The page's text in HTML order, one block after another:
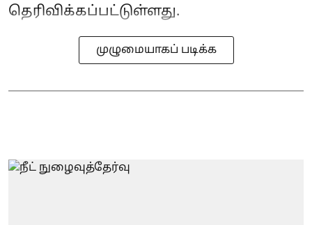
தெரிவிக்கப்பட்டுள்ளது.
முழுமையாகப் படிக்க